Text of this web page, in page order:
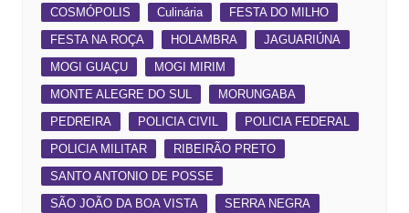
COSMÓPOLIS
Culinária
FESTA DO MILHO
FESTA NA ROÇA
HOLAMBRA
JAGUARIÚNA
MOGI GUAÇU
MOGI MIRIM
MONTE ALEGRE DO SUL
MORUNGABA
PEDREIRA
POLICIA CIVIL
POLICIA FEDERAL
POLICIA MILITAR
RIBEIRÃO PRETO
SANTO ANTONIO DE POSSE
SÃO JOÃO DA BOA VISTA
SERRA NEGRA